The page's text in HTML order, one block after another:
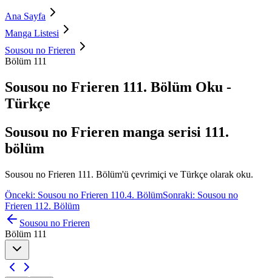
Ana Sayfa
Manga Listesi
Sousou no Frieren
Bölüm 111
Sousou no Frieren 111. Bölüm Oku -
Türkçe
Sousou no Frieren manga serisi 111.
bölüm
Sousou no Frieren 111. Bölüm'ü çevrimiçi ve Türkçe olarak oku.
Önceki: Sousou no Frieren 110.4. BölümSonraki: Sousou no
Frieren 112. Bölüm
Sousou no Frieren
Bölüm 111